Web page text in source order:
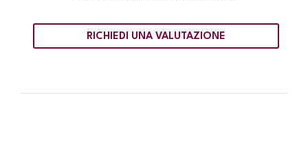
RICHIEDI UNA VALUTAZIONE